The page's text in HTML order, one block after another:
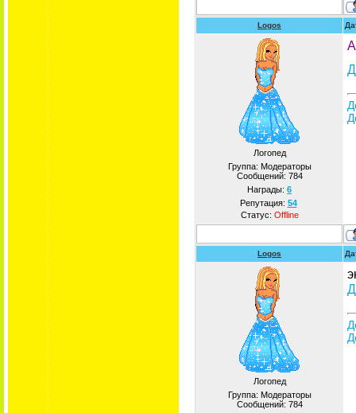
Logos
Логопед
Группа: Модераторы
Сообщений: 784
Награды: 6
Репутация: 54
Статус: Offline
Logos
Логопед
Группа: Модераторы
Сообщений: 784